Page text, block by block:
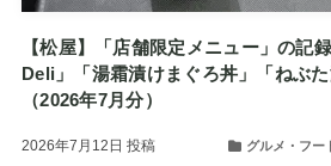
【松屋】「店舗限定メニュー」の記
Deli」「湯霜漬けまぐろ丼」「ねぶ
（2026年7月分）
2026年7月12日 投稿 グルメ・フー